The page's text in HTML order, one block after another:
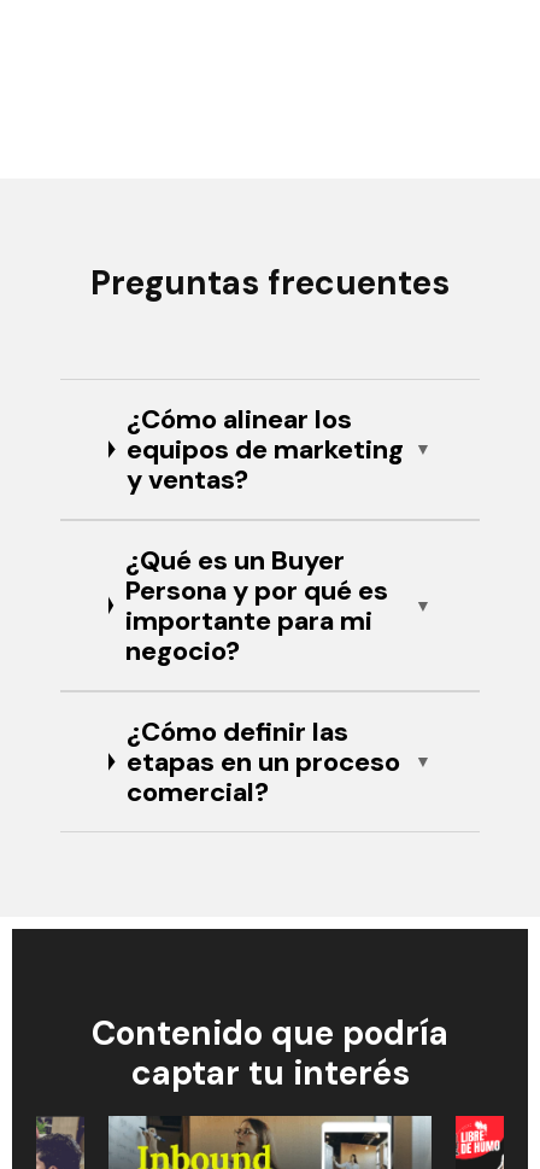
Preguntas frecuentes
¿Cómo alinear los
equipos de marketing
y ventas?
¿Qué es un Buyer
Persona y por qué es
importante para mi
negocio?
¿Cómo definir las
etapas en un proceso
comercial?
Contenido que podría
captar tu interés